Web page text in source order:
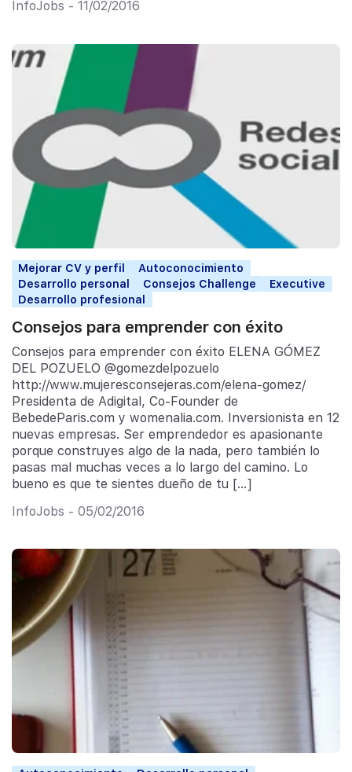
InfoJobs - 11/02/2016
Mejorar CV y perfil
Autoconocimiento
Desarrollo personal
Consejos Challenge
Executive
Desarrollo profesional
Consejos para emprender con éxito
Consejos para emprender con éxito ELENA GÓMEZ
DEL POZUELO @gomezdelpozuelo
http://www.mujeresconsejeras.com/elena-gomez/
Presidenta de Adigital, Co-Founder de
BebedeParis.com y womenalia.com. Inversionista en 12
nuevas empresas. Ser emprendedor es apasionante
porque construyes algo de la nada, pero también lo
pasas mal muchas veces a lo largo del camino. Lo
bueno es que te sientes dueño de tu […]
InfoJobs - 05/02/2016